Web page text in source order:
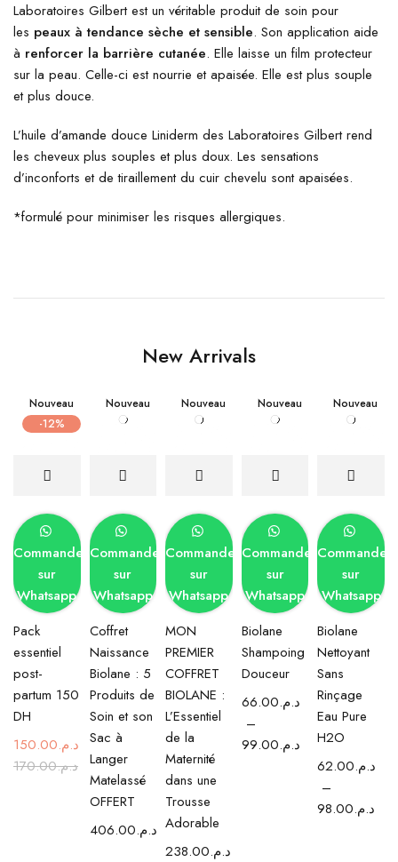
Laboratoires Gilbert est un véritable produit de soin pour
les peaux à tendance sèche et sensible. Son application aide
à renforcer la barrière cutanée. Elle laisse un film protecteur
sur la peau. Celle-ci est nourrie et apaisée. Elle est plus souple
et plus douce.
L’huile d’amande douce Liniderm des Laboratoires Gilbert rend
les cheveux plus souples et plus doux. Les sensations
d’inconforts et de tiraillement du cuir chevelu sont apaisées.
*formulé pour minimiser les risques allergiques.
New Arrivals
Nouveau
-12%
Commander
sur
Whatsapp
Pack
essentiel
post-
partum 150
DH
د.م.170.00
د.م.150.00
Nouveau
Commander
sur
Whatsapp
Coffret
Naissance
Biolane : 5
Produits de
Soin et son
Sac à
Langer
Matelassé
OFFERT
د.م.406.00
Nouveau
Commander
sur
Whatsapp
MON
PREMIER
COFFRET
BIOLANE :
L’Essentiel
de la
Maternité
dans une
Trousse
Adorable
د.م.238.00
Nouveau
Commander
sur
Whatsapp
Biolane
Shampoing
Douceur
د.م.66.00
–
د.م.99.00
Nouveau
Commander
sur
Whatsapp
Biolane
Nettoyant
Sans
Rinçage
Eau Pure
H2O
د.م.62.00
–
د.م.98.00